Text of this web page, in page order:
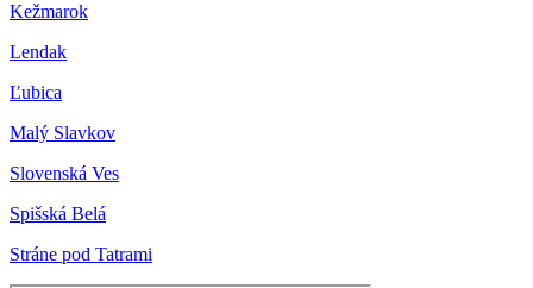
Kežmarok
Lendak
Ľubica
Malý Slavkov
Slovenská Ves
Spišská Belá
Stráne pod Tatrami